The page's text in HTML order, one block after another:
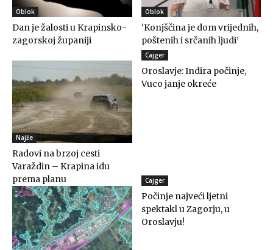
Oblok
Dan je žalosti u Krapinsko-
zagorskoj županiji
Oblok
‘Konjščina je dom vrijednih,
poštenih i srčanih ljudi’
Najže
Radovi na brzoj cesti
Varaždin – Krapina idu
prema planu
Cajger
Oroslavje: Indira počinje,
Vuco janje okreće
Cajger
Počinje najveći ljetni
spektakl u Zagorju, u
Oroslavju!